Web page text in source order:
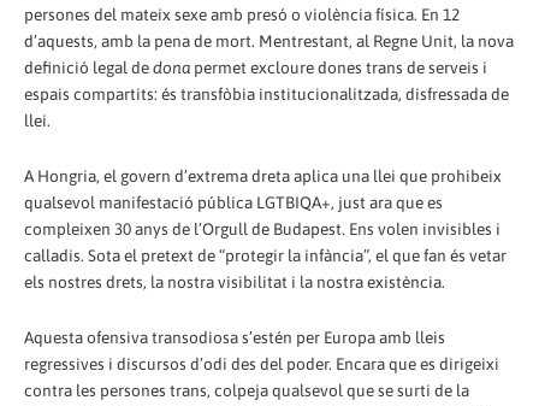
persones del mateix sexe amb presó o violència física. En 12
d’aquests, amb la pena de mort. Mentrestant, al Regne Unit, la nova
definició legal dedona permet excloure dones trans de serveis i
espais compartits: és transfòbia institucionalitzada, disfressada de
llei.
A Hongria, el govern d’extrema dreta aplica una llei que prohibeix
qualsevol manifestació pública LGTBIQA+, just ara que es
compleixen 30 anys de l’Orgull de Budapest. Ens volen invisibles i
calladis. Sota el pretext de “protegir la infància”, el que fan és vetar
els nostres drets, la nostra visibilitat i la nostra existència.
Aquesta ofensiva transodiosa s’estén per Europa amb lleis
regressives i discursos d’odi des del poder. Encara que es dirigeixi
contra les persones trans, colpeja qualsevol que se surti de la